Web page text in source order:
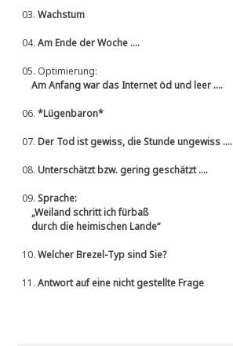
03.Wachstum
04.Am Ende der Woche ....
05. Optimierung:
Am Anfang war das Internet öd und leer ....
06.*Lügenbaron*
07.Der Tod ist gewiss, die Stunde ungewiss ....
08.Unterschätzt bzw. gering geschätzt ....
09.Sprache:
„Weiland schritt ich fürbaß
durch die heimischen Lande“
10.Welcher Brezel-Typ sind Sie?
11.Antwort auf eine nicht gestellte Frage